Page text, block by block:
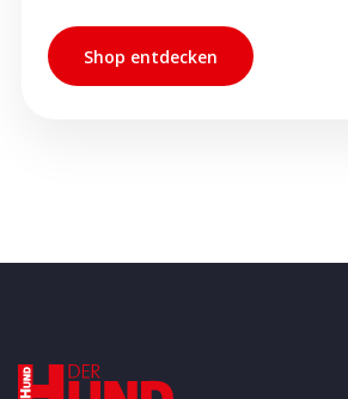
Shop entdecken